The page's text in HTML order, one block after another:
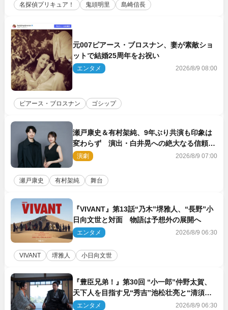
名探偵プリキュア！ 鬼頭明里 島崎信長
元007ピアース・ブロスナン、妻が素敵ショ
ットで結婚25周年をお祝い
エンタメ 2026/8/9 08:00
ピアース・ブロスナン ゴシップ
瀬戸康史＆有村架純、9年ぶり共演も印象は
変わらず 演出・白井晃への絶大なる信頼を
胸に舞台『キュー』に挑む
演劇 2026/8/9 07:00
瀬戸康史 有村架純 舞台
『VIVANT』第13話“乃木”堺雅人、“長野”小
日向文世と対面 物語は予想外の展開へ
エンタメ 2026/8/9 06:30
VIVANT 堺雅人 小日向文世
『豊臣兄弟！』第30回 “小一郎”仲野太賀、
天下人を目指す兄“秀吉”池松壮亮と“清須会
議”へ
エンタメ 2026/8/9 06:30